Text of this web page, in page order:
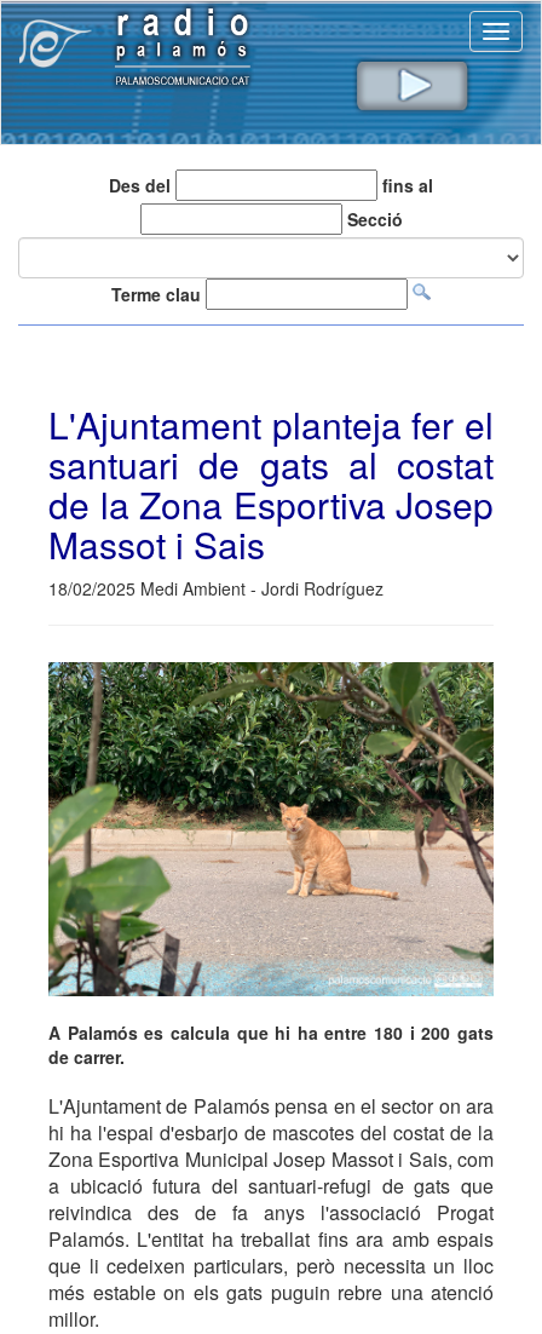
Des del
fins al
Secció
Terme clau
L'Ajuntament planteja fer el
santuari de gats al costat
de la Zona Esportiva Josep
Massot i Sais
18/02/2025 Medi Ambient - Jordi Rodríguez
A Palamós es calcula que hi ha entre 180 i 200 gats
de carrer.
L'Ajuntament de Palamós pensa en el sector on ara
hi ha l'espai d'esbarjo de mascotes del costat de la
Zona Esportiva Municipal Josep Massot i Sais, com
a ubicació futura del santuari-refugi de gats que
reivindica des de fa anys l'associació Progat
Palamós. L'entitat ha treballat fins ara amb espais
que li cedeixen particulars, però necessita un lloc
més estable on els gats puguin rebre una atenció
millor.